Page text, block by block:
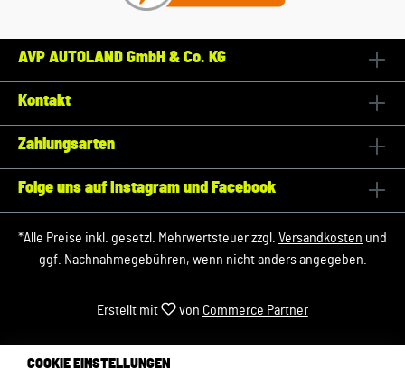
AVP AUTOLAND GmbH & Co. KG
Kontakt
Zahlungsarten
Folge uns auf Instagram und Facebook
*Alle Preise inkl. gesetzl. Mehrwertsteuer zzgl. Versandkosten und
ggf. Nachnahmegebühren, wenn nicht anders angegeben.
Erstellt mit von Commerce Partner
COOKIE EINSTELLUNGEN